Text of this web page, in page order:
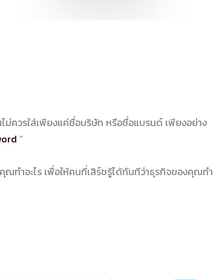
ควรใส่เพียงแค่ชื่อบริษัท หรือชื่อแบรนด์ เพียงอย่าง
”
ทำอะไร เพื่อให้คนที่เสิร์ชรู้ได้ทันทีว่าธุรกิจของคุณทำ